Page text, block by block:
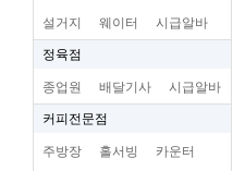
설거지 웨이터 시급알바
정육점
종업원 배달기사 시급알바
커피전문점
주방장 홀서빙 카운터